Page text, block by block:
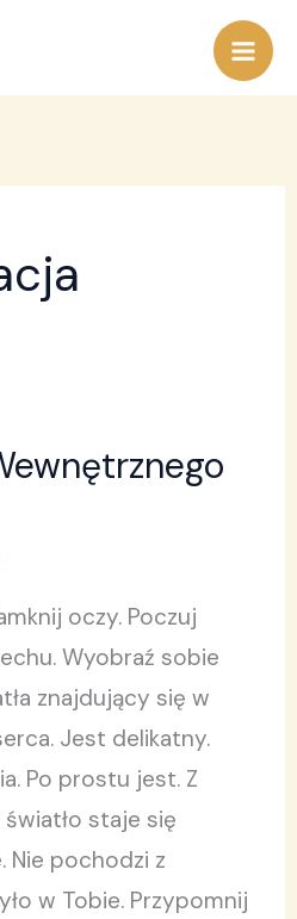
oczy. Poczuj
Wyobraź sobie
znajdujący się w
Jest delikatny.
Po prostu jest. Z
staje się
Nie pochodzi z
w Tobie. Przypomnij